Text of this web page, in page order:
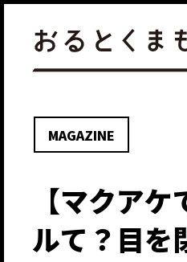
MAGAZINE
【マクア
ルて？目を